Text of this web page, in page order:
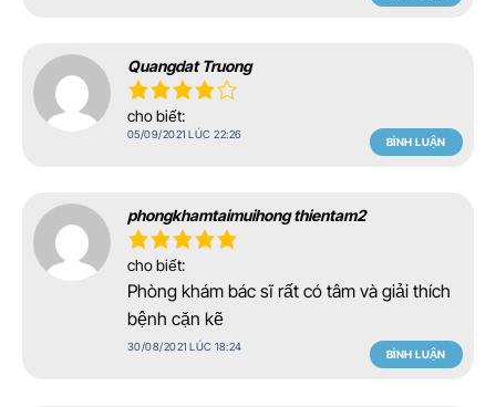
Quangdat Truong
cho biết:
05/09/2021 LÚC 22:26
BÌNH LUẬN
phongkhamtaimuihong thientam2
cho biết:
Phòng khám bác sĩ rất có tâm và giải thích
bệnh cặn kẽ
30/08/2021 LÚC 18:24
BÌNH LUẬN